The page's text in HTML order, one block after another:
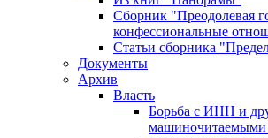
Сборник "Преодолевая
конфессиональные
Статьи сборника
Документы
Архив
Власть
Борьба с ИНН и
машиночитаемыми